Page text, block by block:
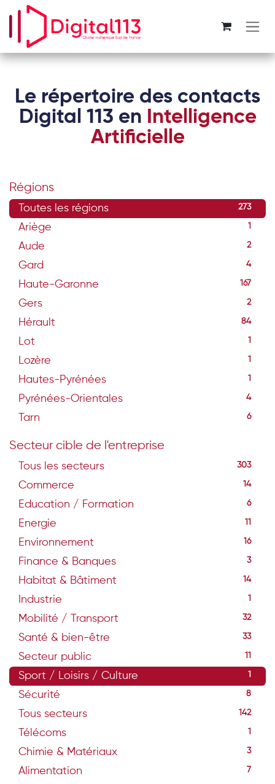
Se rendre au contenu
Le répertoire des contacts
Digital 113 en Intelligence
Artificielle
Régions
Toutes les régions 273
Ariège 1
Aude 2
Gard 4
Haute-Garonne 167
Gers 2
Hérault 84
Lot 1
Lozère 1
Hautes-Pyrénées 1
Pyrénées-Orientales 4
Tarn 6
Secteur cible de l'entreprise
Tous les secteurs 303
Commerce 14
Education / Formation 6
Energie 11
Environnement 16
Finance & Banques 3
Habitat & Bâtiment 14
Industrie 1
Mobilité / Transport 32
Santé & bien-être 33
Secteur public 11
Sport / Loisirs / Culture 1
Sécurité 8
Tous secteurs 142
Télécoms 1
Chimie & Matériaux 3
Alimentation 7